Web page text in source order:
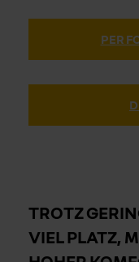
PER
TROTZ
EL PLATZ,